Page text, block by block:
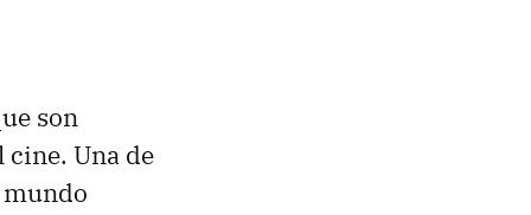
son
Una de